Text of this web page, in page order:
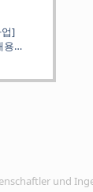
]
용
und